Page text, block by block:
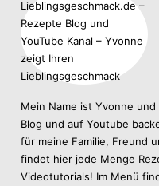
Mein Name ist Yvonne
Blog und auf Youtube
für meine Familie, Freund
findet hier jede Menge
Videotutorials! Im Menü